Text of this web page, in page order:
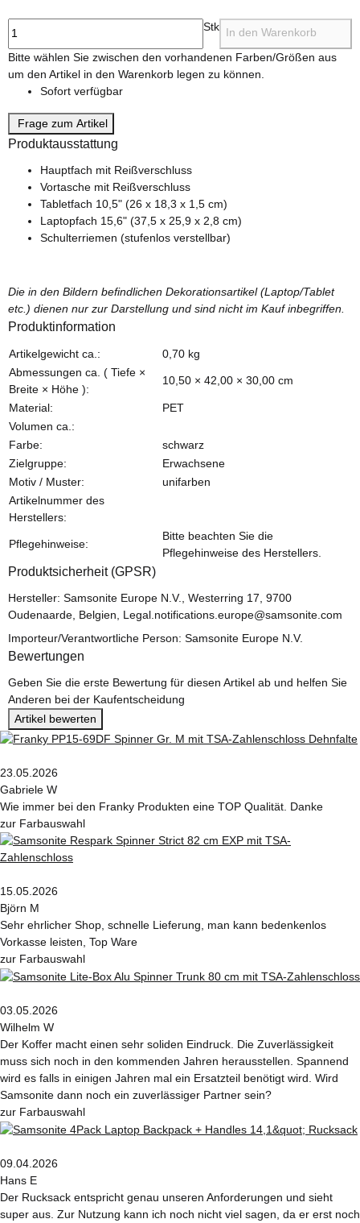
Stk In den Warenkorb
x
Bitte wählen Sie zwischen den vorhandenen Farben/Größen aus
um den Artikel in den Warenkorb legen zu können.
Sofort verfügbar
Frage zum Artikel
Produktausstattung
Hauptfach mit Reißverschluss
Vortasche mit Reißverschluss
Tabletfach 10,5" (26 x 18,3 x 1,5 cm)
Laptopfach 15,6" (37,5 x 25,9 x 2,8 cm)
Schulterriemen (stufenlos verstellbar)
Die in den Bildern befindlichen Dekorationsartikel (Laptop/Tablet
etc.) dienen nur zur Darstellung und sind nicht im Kauf inbegriffen.
Produktinformation
Produkteigenschaft
Wert
Artikelgewicht ca.: 0,70 kg
Abmessungen ca. ( Tiefe ×
Breite × Höhe ):
10,50 × 42,00 × 30,00 cm
Material:
PET
Volumen ca.:
Farbe:
schwarz
Zielgruppe:
Erwachsene
Motiv / Muster:
unifarben
Artikelnummer des
Herstellers:
Pflegehinweise:
Bitte beachten Sie die
Pflegehinweise des Herstellers.
Produktsicherheit (GPSR)
Hersteller: Samsonite Europe N.V., Westerring 17, 9700
Oudenaarde, Belgien, Legal.notifications.europe@samsonite.com
Importeur/Verantwortliche Person: Samsonite Europe N.V.
Bewertungen
Geben Sie die erste Bewertung für diesen Artikel ab und helfen Sie
Anderen bei der Kaufentscheidung
Artikel bewerten
23.05.2026
Gabriele W
Wie immer bei den Franky Produkten eine TOP Qualität. Danke
zur Farbauswahl
15.05.2026
Björn M
Sehr ehrlicher Shop, schnelle Lieferung, man kann bedenkenlos
Vorkasse leisten, Top Ware
zur Farbauswahl
03.05.2026
Wilhelm W
Der Koffer macht einen sehr soliden Eindruck. Die Zuverlässigkeit
muss sich noch in den kommenden Jahren herausstellen. Spannend
wird es falls in einigen Jahren mal ein Ersatzteil benötigt wird. Wird
Samsonite dann noch ein zuverlässiger Partner sein?
zur Farbauswahl
09.04.2026
Hans E
Der Rucksack entspricht genau unseren Anforderungen und sieht
super aus. Zur Nutzung kann ich noch nicht viel sagen, da er erst noch